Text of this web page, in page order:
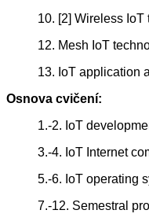
10. [2] Wireless IoT
12. Mesh IoT
13. IoT application
Osnova cvičení:
1.-2. IoT
3.-4. IoT Internet
5.-6. IoT operating
7.-12. Semestral